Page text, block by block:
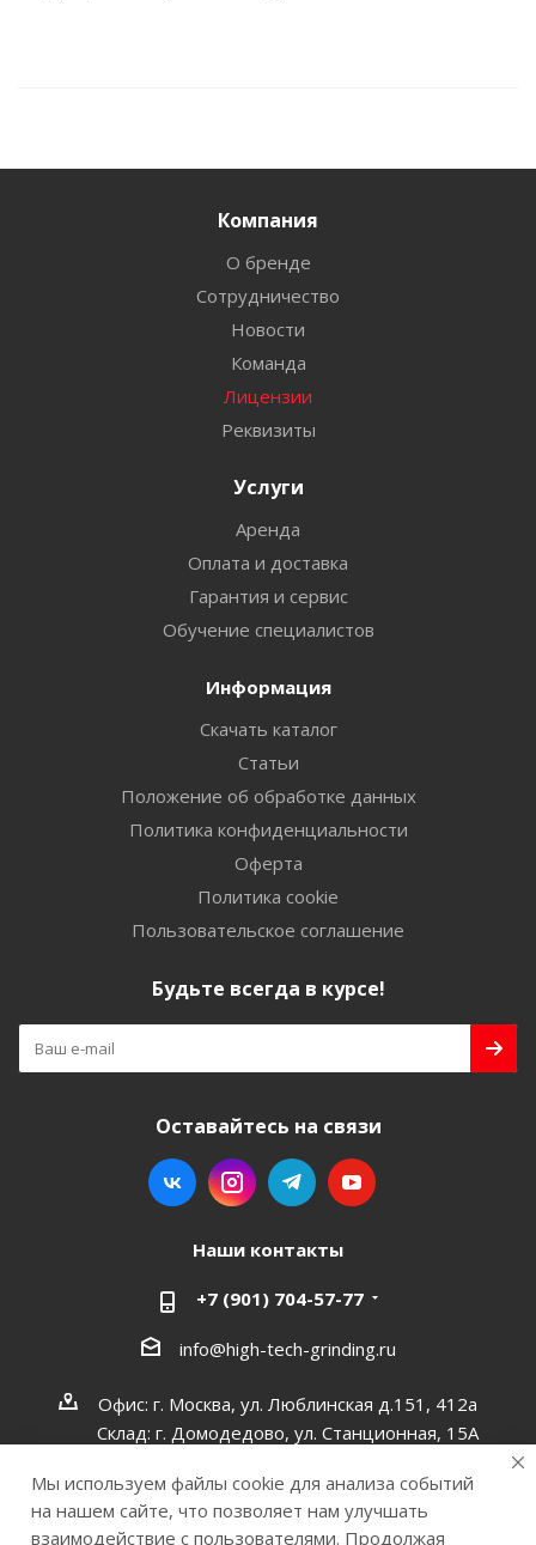
Компания
О бренде
Сотрудничество
Новости
Команда
Лицензии
Реквизиты
Услуги
Аренда
Оплата и доставка
Гарантия и сервис
Обучение специалистов
Информация
Скачать каталог
Статьи
Положение об обработке данных
Политика конфиденциальности
Оферта
Политика cookie
Пользовательское соглашение
Будьте всегда в курсе!
Оставайтесь на связи
Наши контакты
+7 (901) 704-57-77
info@high-tech-grinding.ru
Офис: г. Москва, ул. Люблинская д.151, 412a
Склад: г. Домодедово, ул. Станционная, 15А
Мы используем файлы cookie для анализа событий
на нашем сайте, что позволяет нам улучшать
взаимодействие с пользователями. Продолжая